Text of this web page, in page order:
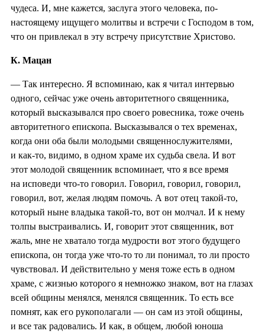
чудеса. И, мне кажется, заслуга этого человека, по-
настоящему ищущего молитвы и встречи с Господом в том,
что он привлекал в эту встречу присутствие Христово.
К. Мацан
— Так интересно. Я вспоминаю, как я читал интервью
одного, сейчас уже очень авторитетного священника,
который высказывался про своего ровесника, тоже очень
авторитетного епископа. Высказывался о тех временах,
когда они оба были молодыми священнослужителями,
и как-то, видимо, в одном храме их судьба свела. И вот
этот молодой священник вспоминает, что я все время
на исповеди что-то говорил. Говорил, говорил, говорил,
говорил, вот, желая людям помочь. А вот отец такой-то,
который ныне владыка такой-то, вот он молчал. И к нему
толпы выстраивались. И, говорит этот священник, вот
жаль, мне не хватало тогда мудрости вот этого будущего
епископа, он тогда уже что-то то ли понимал, то ли просто
чувствовал. И действительно у меня тоже есть в одном
храме, с жизнью которого я немножко знаком, вот на глазах
всей общины менялся, менялся священник. То есть все
помнят, как его рукополагали — он сам из этой общины,
и все так радовались. И как, в общем, любой юноша